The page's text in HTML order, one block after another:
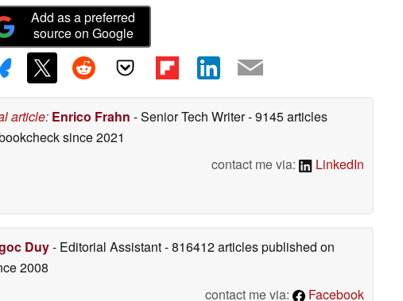
Add as a preferred
source on Google
article: Enrico Frahn - Senior Tech Writer- 9145 articles
since 2021
contact me via:
LinkedIn
Duy- Editorial Assistant- 816412 articles published on
2008
contact me via:
Facebook